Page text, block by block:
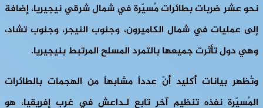
نحو عشر ضربات بطائرات مُسيّرة في شمال شرقي نيجيريا، إضافة
إلى عمليات في شمال الكاميرون، وجنوب النيجر، وجنوب تشاد،
وهي دول تأثرت جميعها بالتمرد المسلح المرتبط بنيجيريا.
وتُظهر بيانات أكليد أنّ عدداً مشابهاً من الهجمات بالطائرات
المُسيّرة نفذه تنظيم آخر تابع لـداعش في غرب إفريقيا، هو